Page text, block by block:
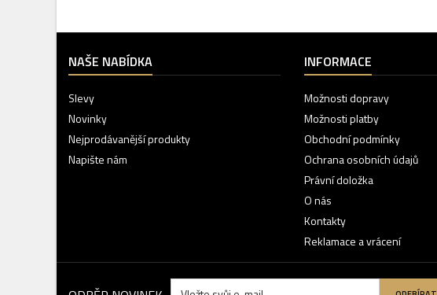
NAŠE NABÍDKA
Slevy
Novinky
Nejprodávanější produkty
Napište nám
INFORMACE
Možnosti dopravy
Možnosti platby
Obchodní podmínky
Ochrana osobních údajů
Právní doložka
O nás
Kontakty
Reklamace a vrácení